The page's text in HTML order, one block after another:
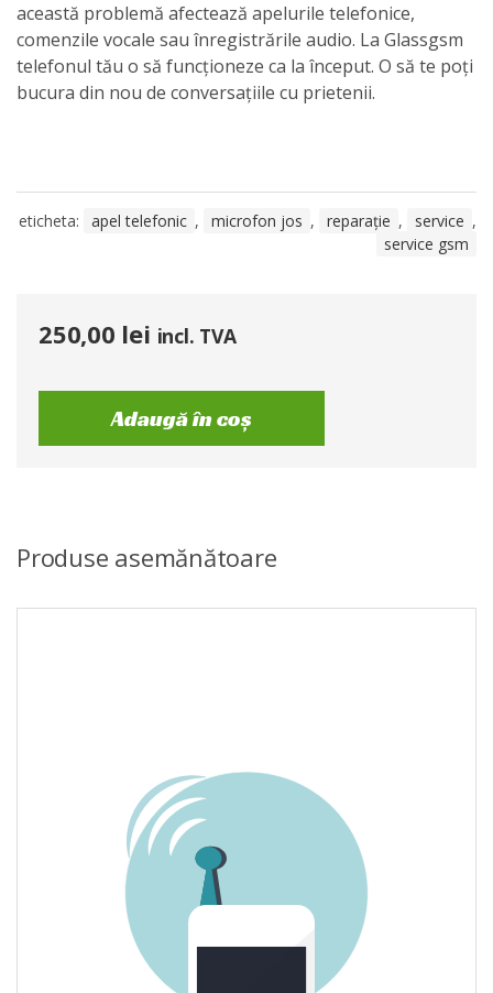
această problemă afectează apelurile telefonice,
comenzile vocale sau înregistrările audio. La Glassgsm
telefonul tău o să funcționeze ca la început. O să te poți
bucura din nou de conversațiile cu prietenii.
eticheta: apel telefonic , microfon jos , reparație , service ,
service gsm
250,00 lei incl. TVA
Adaugă în coș
Produse asemănătoare